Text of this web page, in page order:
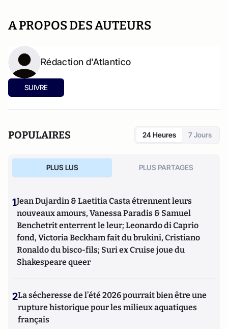
A PROPOS DES AUTEURS
Rédaction d'Atlantico
SUIVRE
POPULAIRES 24 Heures 7 Jours
PLUS LUS PLUS PARTAGES
1Jean Dujardin & Laetitia Casta étrennent leurs
nouveaux amours, Vanessa Paradis & Samuel
Benchetrit enterrent le leur; Leonardo di Caprio
fond, Victoria Beckham fait du brukini, Cristiano
Ronaldo du bisco-fils; Suri ex Cruise joue du
Shakespeare queer
2La sécheresse de l’été 2026 pourrait bien être une
rupture historique pour les milieux aquatiques
français